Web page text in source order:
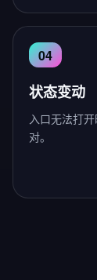
状态变动
入口无法打
对。